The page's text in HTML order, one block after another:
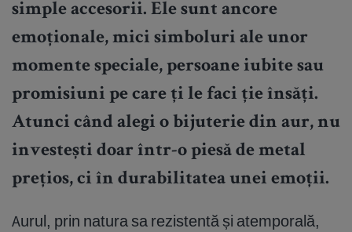
simple accesorii. Ele sunt ancore
emoționale, mici simboluri ale unor
momente speciale, persoane iubite sau
promisiuni pe care ți le faci ție însăți.
Atunci când alegi o bijuterie din aur, nu
investești doar într-o piesă de metal
prețios, ci în durabilitatea unei emoții.
Aurul, prin natura sa rezistentă și atemporală,